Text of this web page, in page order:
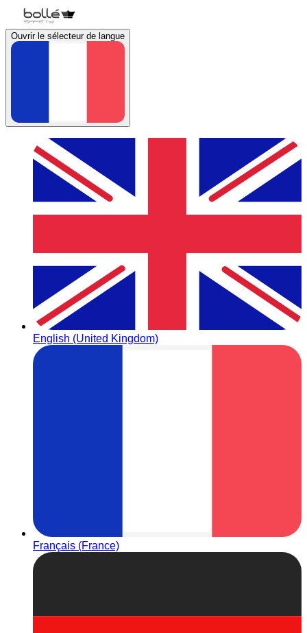
Ouvrir le sélecteur de langue
English (United Kingdom)
Français (France)